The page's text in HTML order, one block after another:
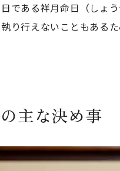
である祥月命日（しょ
り行えないこともある
主な決め事